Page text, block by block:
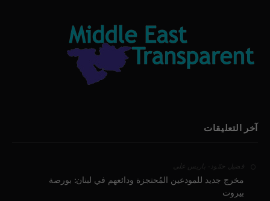
آخر التعليقات
فضيل حمّود - باريس على
مخرج جديد للمودعين المُحتجزة ودائعهم في لبنان: بورصة
بيروت